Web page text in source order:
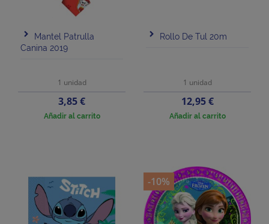
Mantel Patrulla
Canina 2019
1 unidad
Precio
3,85 €
Añadir al carrito
Rollo De Tul 20m
1 unidad
Precio
12,95 €
Añadir al carrito
-10%